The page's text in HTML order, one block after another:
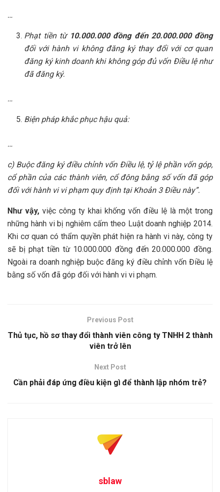
…
Phạt tiền từ 10.000.000 đồng đến 20.000.000 đồng
đối với hành vi không đăng ký thay đổi với cơ quan
đăng ký kinh doanh khi không góp đủ vốn Điều lệ như
đã đăng ký.
…
Biện pháp khắc phục hậu quả:
…
c) Buộc đăng ký điều chỉnh vốn Điều lệ, tỷ lệ phần vốn góp,
cổ phần của các thành viên, cổ đông bằng số vốn đã góp
đối với hành vi vi phạm quy định tại Khoản 3 Điều này”.
Như vậy, việc công ty khai khống vốn điều lệ là một trong
những hành vi bị nghiêm cấm theo Luật doanh nghiệp 2014.
Khi cơ quan có thẩm quyền phát hiện ra hành vi này, công ty
sẽ bị phạt tiền từ 10.000.000 đồng đến 20.000.000 đồng.
Ngoài ra doanh nghiệp buộc đăng ký điều chỉnh vốn Điều lệ
bằng số vốn đã góp đối với hành vi vi phạm.
Previous Post
Thủ tục, hồ sơ thay đổi thành viên công ty TNHH 2 thành
viên trở lên
Next Post
Cần phải đáp ứng điều kiện gì để thành lập nhóm trẻ?
sblaw